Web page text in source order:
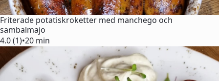
Friterade potatiskroketter med manchego och
sambalmajo
4.0 (1)•20 min